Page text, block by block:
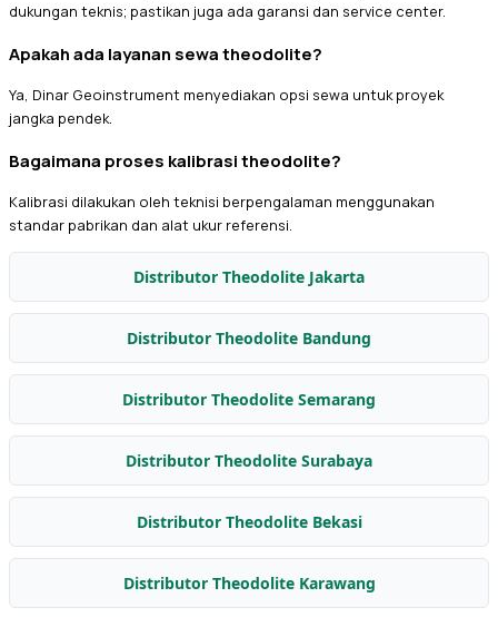
dukungan teknis; pastikan juga ada garansi dan service center.
Apakah ada layanan sewa theodolite?
Ya, Dinar Geoinstrument menyediakan opsi sewa untuk proyek
jangka pendek.
Bagaimana proses kalibrasi theodolite?
Kalibrasi dilakukan oleh teknisi berpengalaman menggunakan
standar pabrikan dan alat ukur referensi.
Distributor Theodolite Jakarta
Distributor Theodolite Bandung
Distributor Theodolite Semarang
Distributor Theodolite Surabaya
Distributor Theodolite Bekasi
Distributor Theodolite Karawang